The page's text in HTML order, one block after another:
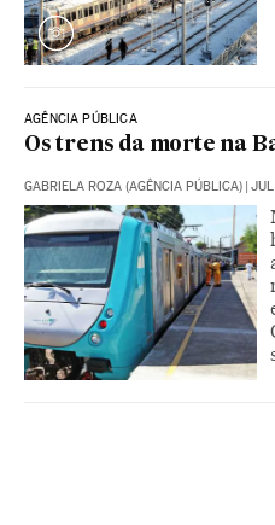
AGÊNCIA PÚBLICA
Os trens da morte na
GABRIELA ROZA (AGÊNCIA PÚBLICA) |